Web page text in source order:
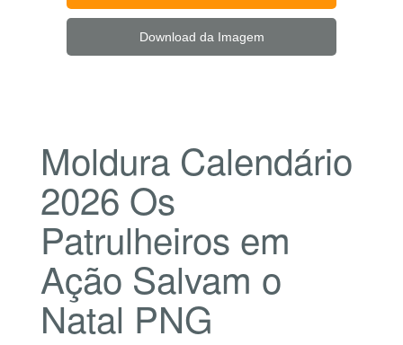
Download da Imagem
Moldura Calendário
2026 Os
Patrulheiros em
Ação Salvam o
Natal PNG